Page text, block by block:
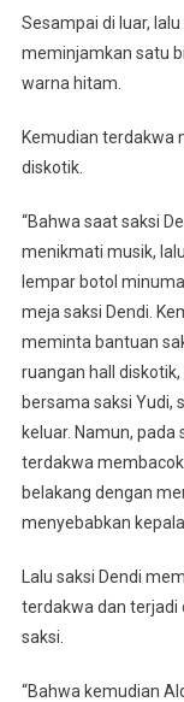
Sesampai di luar,
meminjamkan satu
warna hitam.
Kemudian terdakwa
diskotik.
“Bahwa saat saksi
menikmati musik,
lempar botol
meja saksi Dendi.
meminta bantuan
ruangan hall
bersama saksi Yudi,
keluar. Namun,
terdakwa
belakang dengan
menyebabkan kepala
Lalu saksi Dendi
terdakwa dan terjadi
saksi.
“Bahwa kemudian